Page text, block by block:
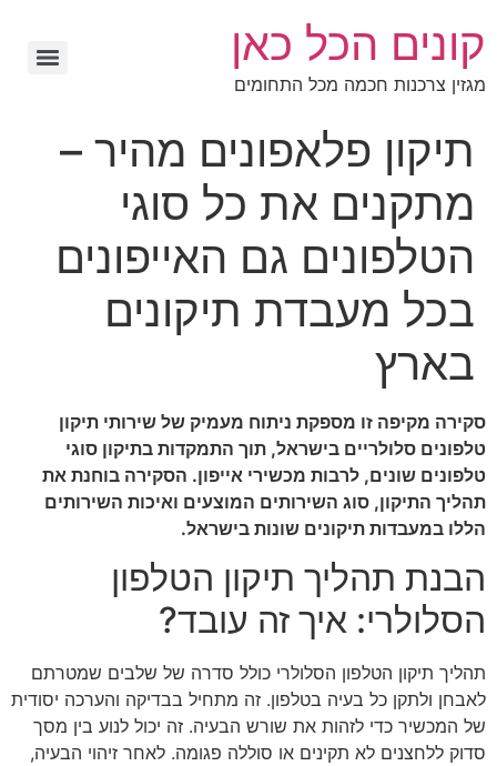
קונים הכל כאן
מגזין צרכנות חכמה מכל התחומים
תיקון פלאפונים מהיר –
מתקנים את כל סוגי
הטלפונים גם האייפונים
בכל מעבדת תיקונים
בארץ
סקירה מקיפה זו מספקת ניתוח מעמיק של שירותי תיקון
טלפונים סלולריים בישראל, תוך התמקדות בתיקון סוגי
טלפונים שונים, לרבות מכשירי אייפון. הסקירה בוחנת את
תהליך התיקון, סוג השירותים המוצעים ואיכות השירותים
הללו במעבדות תיקונים שונות בישראל.
הבנת תהליך תיקון הטלפון
הסלולרי: איך זה עובד?
תהליך תיקון הטלפון הסלולרי כולל סדרה של שלבים שמטרתם
לאבחן ולתקן כל בעיה בטלפון. זה מתחיל בבדיקה והערכה יסודית
של המכשיר כדי לזהות את שורש הבעיה. זה יכול לנוע בין מסך
סדוק ללחצנים לא תקינים או סוללה פגומה. לאחר זיהוי הבעיה,